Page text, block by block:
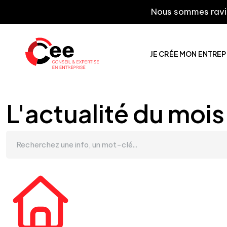
Nous sommes ravis
JE CRÉE MON
L'actualité du mois